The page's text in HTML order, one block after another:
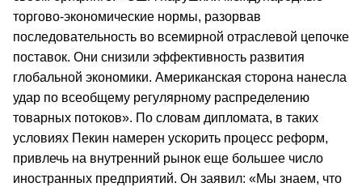
торгово-экономические нормы, разорвав
последовательность во всемирной отраслевой цепочке
поставок. Они снизили эффективность развития
глобальной экономики. Американская сторона нанесла
удар по всеобщему регулярному распределению
товарных потоков». По словам дипломата, в таких
условиях Пекин намерен ускорить процесс реформ,
привлечь на внутренний рынок еще большее число
иностранных предприятий. Он заявил: «Мы знаем, что